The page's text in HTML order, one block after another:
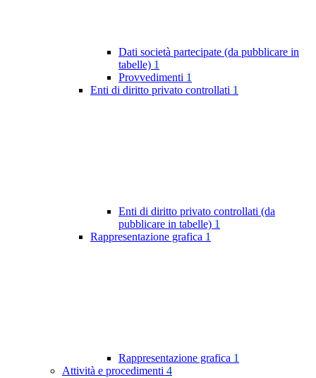
Dati società partecipate (da pubblicare in
tabelle) 1
Provvedimenti 1
Enti di diritto privato controllati 1
Enti di diritto privato controllati (da
pubblicare in tabelle) 1
Rappresentazione grafica 1
Rappresentazione grafica 1
Attività e procedimenti 4